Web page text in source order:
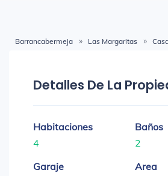
Barrancabermeja Las Margaritas
Detalles De La
Habitaciones
4
Baños
2
Garaje
Area